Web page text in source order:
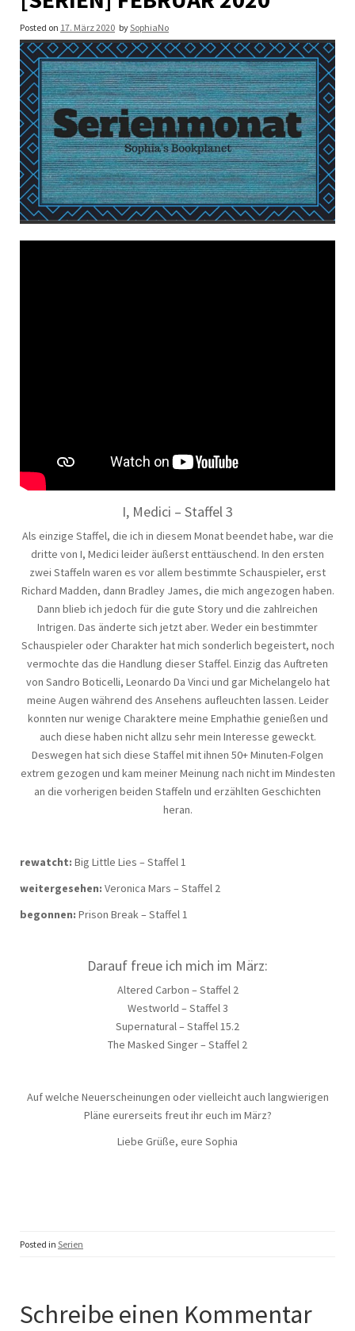
Posted on 17. März 2020 bySophiaNo
I, Medici – Staffel 3
Als einzige Staffel, die ich in diesem Monat beendet habe, war die
dritte von I, Medici leider äußerst enttäuschend. In den ersten
zwei Staffeln waren es vor allem bestimmte Schauspieler, erst
Richard Madden, dann Bradley James, die mich angezogen haben.
Dann blieb ich jedoch für die gute Story und die zahlreichen
Intrigen. Das änderte sich jetzt aber. Weder ein bestimmter
Schauspieler oder Charakter hat mich sonderlich begeistert, noch
vermochte das die Handlung dieser Staffel. Einzig das Auftreten
von Sandro Boticelli, Leonardo Da Vinci und gar Michelangelo hat
meine Augen während des Ansehens aufleuchten lassen. Leider
konnten nur wenige Charaktere meine Emphathie genießen und
auch diese haben nicht allzu sehr mein Interesse geweckt.
Deswegen hat sich diese Staffel mit ihnen 50+ Minuten-Folgen
extrem gezogen und kam meiner Meinung nach nicht im Mindesten
an die vorherigen beiden Staffeln und erzählten Geschichten
heran.
rewatcht: Big Little Lies – Staffel 1
weitergesehen: Veronica Mars – Staffel 2
begonnen: Prison Break – Staffel 1
Darauf freue ich mich im März:
Altered Carbon – Staffel 2
Westworld – Staffel 3
Supernatural – Staffel 15.2
The Masked Singer – Staffel 2
Auf welche Neuerscheinungen oder vielleicht auch langwierigen
Pläne eurerseits freut ihr euch im März?
Liebe Grüße, eure Sophia
Posted in Serien
Schreibe einen Kommentar